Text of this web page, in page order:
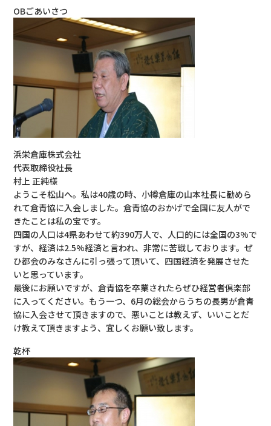
OBごあいさつ
浜栄倉庫株式会社
代表取締役社長
村上 正純様
ようこそ松山へ。私は40歳の時、小樽倉庫の山本社長に勧めら
れて倉青協に入会しました。倉青協のおかげで全国に友人がで
きたことは私の宝です。
四国の人口は4県あわせて約390万人で、人口的には全国の3%で
すが、経済は2.5%経済と言われ、非常に苦戦しております。ぜ
ひ都会のみなさんに引っ張って頂いて、四国経済を発展させた
いと思っています。
最後にお願いですが、倉青協を卒業されたらぜひ経営者倶楽部
に入ってください。もう一つ、6月の総会からうちの長男が倉青
協に入会させて頂きますので、悪いことは教えず、いいことだ
け教えて頂きますよう、宜しくお願い致します。
乾杯